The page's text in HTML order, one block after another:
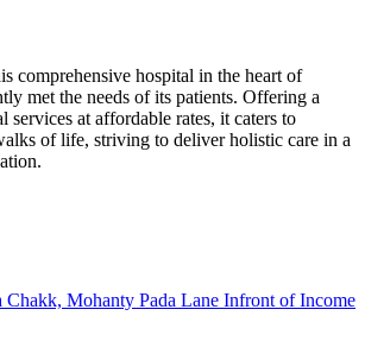
comprehensive hospital in the heart of
met the needs of its patients. Offering a
services at affordable rates, it caters to
of life, striving to deliver holistic care in a
Chakk, Mohanty Pada Lane Infront of Income